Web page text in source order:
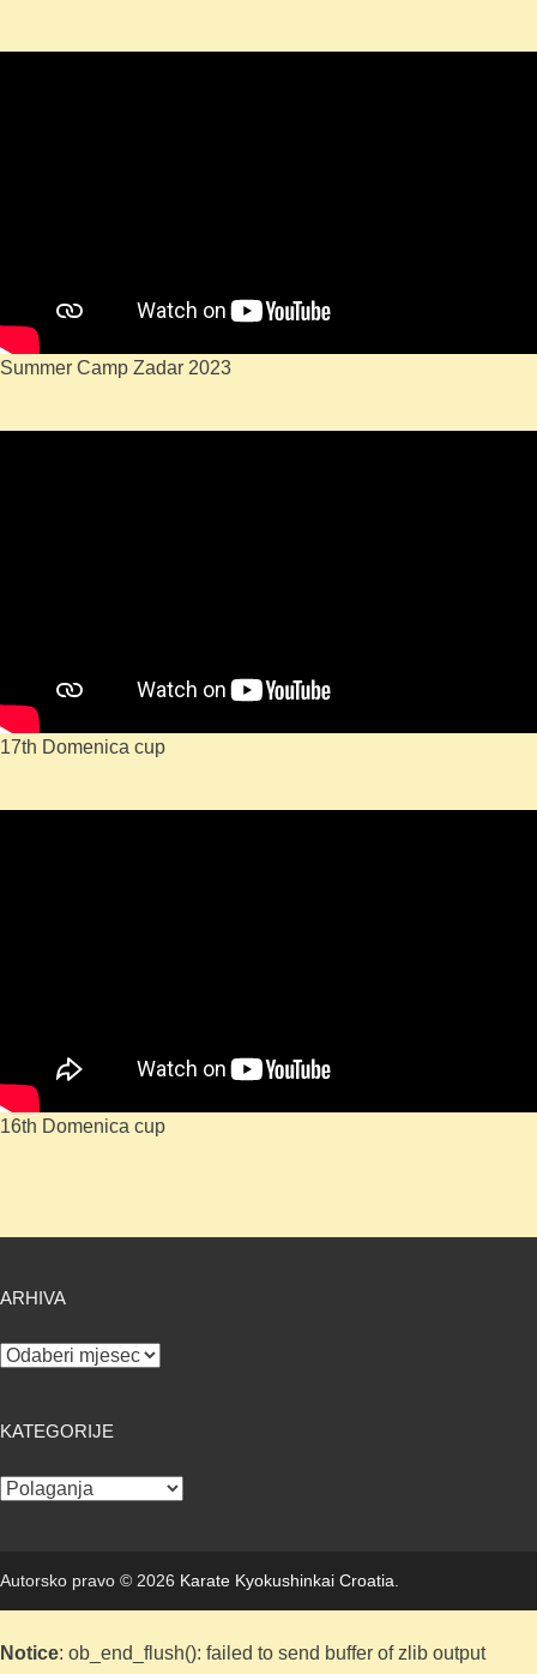
Summer Camp Zadar 2023
17th Domenica cup
16th Domenica cup
ARHIVA
Arhiva
KATEGORIJE
Kategorije
Autorsko pravo © 2026 Karate Kyokushinkai Croatia
Notice: ob_end_flush(): failed to send buffer of zlib output